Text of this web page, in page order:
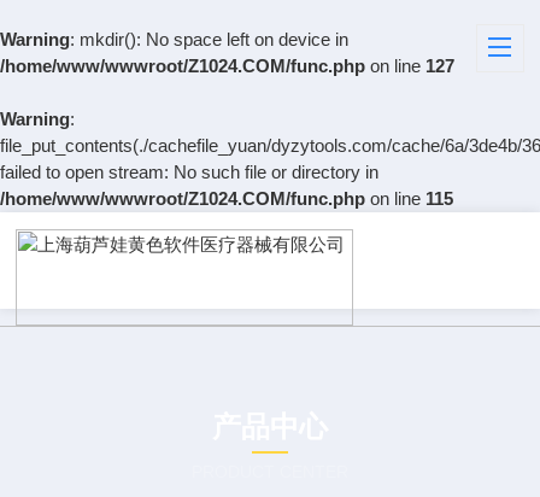
Warning: mkdir(): No space left on device in
/home/www/wwwroot/Z1024.COM/func.php on line 127
Warning:
file_put_contents(./cachefile_yuan/dyzytools.com/cache/6a/3de4b/
failed to open stream: No such file or directory in
/home/www/wwwroot/Z1024.COM/func.php on line 115